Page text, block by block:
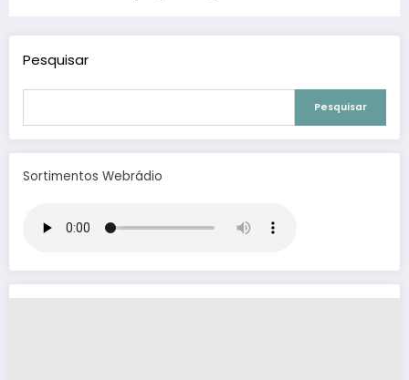
Pesquisar
Pesquisar
Sortimentos Webrádio